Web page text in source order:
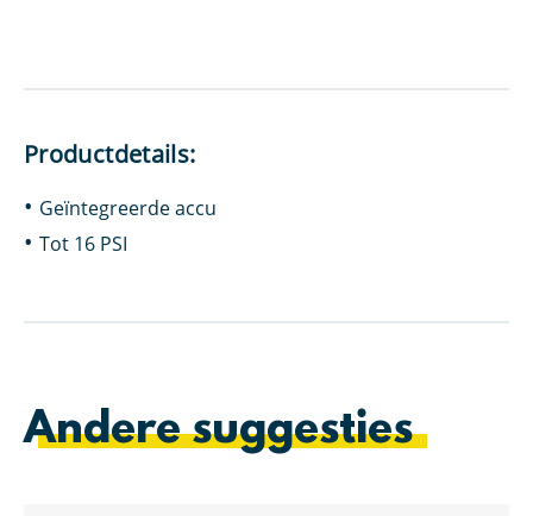
Productdetails:
Geïntegreerde accu
Tot 16 PSI
Andere suggesties